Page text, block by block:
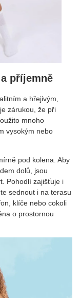
příjemně
a hřejivým,
zárukou, že při
mnoho
vysokým nebo
pod kolena. Aby
dolů, jsou
Pohodlí zajišťuje i
sednout i na terasu
klíče nebo cokoli
o prostornou